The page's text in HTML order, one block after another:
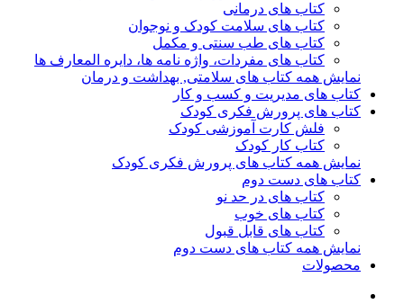
کتاب های درمانی
کتاب های سلامت کودک و نوجوان
کتاب های طب سنتی و مکمل
کتاب های مفردات، واژه نامه ها، دایره المعارف ها
نمایش همه کتاب های سلامتی, بهداشت و درمان
کتاب های مدیریت و کسب و کار
کتاب های پرورش فکری کودک
فلش کارت آموزشی کودک
کتاب کار کودک
نمایش همه کتاب های پرورش فکری کودک
کتاب های دست دوم
کتاب های در حد نو
کتاب های خوب
کتاب های قابل قبول
نمایش همه کتاب های دست دوم
محصولات